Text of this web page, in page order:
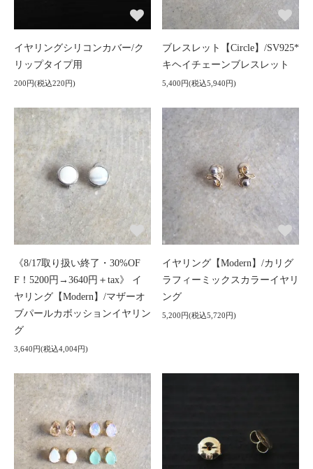
イヤリングシリコンカバー/ク
リップタイプ用
200円(税込220円)
ブレスレット【Circle】/SV925*
キヘイチェーンブレスレット
5,400円(税込5,940円)
《8/17取り扱い終了・30%OF
F！5200円→3640円＋tax》 イ
ヤリング【Modern】/マザーオ
ブパールカボッションイヤリン
グ
3,640円(税込4,004円)
イヤリング【Modern】/カリグ
ラフィーミックスカラーイヤリ
ング
5,200円(税込5,720円)